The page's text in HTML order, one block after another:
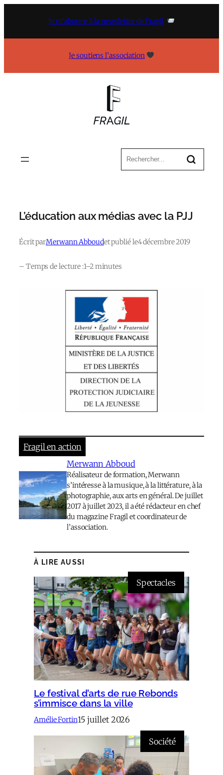
Je m’abonne à la newsletter de Fragil
Je soutiens l’association
L’éducation aux médias avec la PJJ
Écrit parMerwann Abboudet publié le4 décembre 2019
– Temps de lecture :1–2 minutes
Fragil en action
Merwann Abboud
Réalisateur de formation, Merwann
s’intéresse à la musique, à la littérature, à la
photographie, aux arts en général. De juillet
2017 à juillet 2023, il a été rédacteur en chef
du magazine Fragil et coordinateur de
l’association.
À LIRE AUSSI
Spectacles
Le festival d’arts de rue Rebonds
s’immisce dans la ville
Amélie Fortin15 juillet 2026
Société